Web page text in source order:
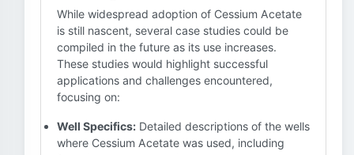
While widespread adoption of Cessium Acetate
is still nascent, several case studies could be
compiled in the future as its use increases.
These studies would highlight successful
applications and challenges encountered,
focusing on:
Well Specifics: Detailed descriptions of the wells
where Cessium Acetate was used, including